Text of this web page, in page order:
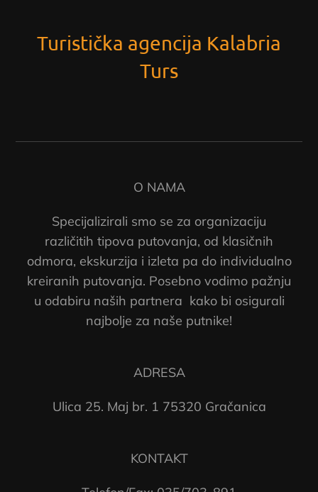
Turistička agencija Kalabria
Turs
O NAMA
Specijalizirali smo se za organizaciju
različitih tipova putovanja, od klasičnih
odmora, ekskurzija i izleta pa do individualno
kreiranih putovanja. Posebno vodimo pažnju
u odabiru naših partnera kako bi osigurali
najbolje za naše putnike!
ADRESA
Ulica 25. Maj br. 1 75320 Gračanica
KONTAKT